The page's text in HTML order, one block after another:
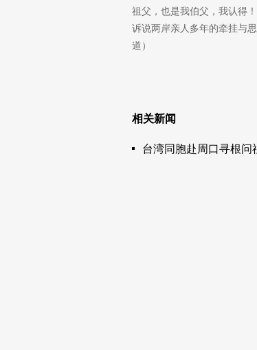
祖父，也是我伯父，我认得
诉说两岸亲人多年的牵挂与
道）
相关新闻
台湾同胞赴周口寻根问